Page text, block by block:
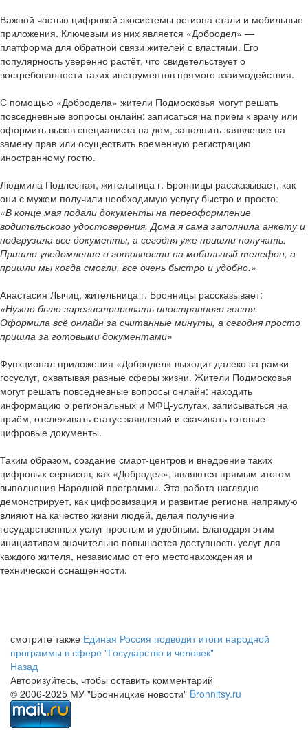
Важной частью цифровой экосистемы региона стали и мобильные
приложения. Ключевым из них является «Добродел» —
платформа для обратной связи жителей с властями. Его
популярность уверенно растёт, что свидетельствует о
востребованности таких инструментов прямого взаимодействия.
С помощью «Добродела» жители Подмосковья могут решать
повседневные вопросы онлайн: записаться на прием к врачу или
оформить вызов специалиста на дом, заполнить заявление на
замену прав или осуществить временную регистрацию
иностранному гостю.
Людмила Подлесная, жительница г. Бронницы рассказывает, как
они с мужем получили необходимую услугу быстро и просто:
«В конце мая подали документы на переоформление
водительского удостоверения. Дома я сама заполнила анкету и
подгрузила все документы, а сегодня уже пришли получать.
Пришло уведомление о готовности на мобильный телефон, а
пришли мы когда смогли, все очень быстро и удобно.»
Анастасия Лычиц, жительница г. Бронницы рассказывает:
«Нужно было зарегистрировать иностранного гостя.
Оформила всё онлайн за считанные минуты, а сегодня просто
пришла за готовыми документами»
Функционал приложения «Добродел» выходит далеко за рамки
госуслуг, охватывая разные сферы жизни. Жители Подмосковья
могут решать повседневные вопросы онлайн: находить
информацию о региональных и МФЦ-услугах, записываться на
приём, отслеживать статус заявлений и скачивать готовые
цифровые документы.
Таким образом, создание смарт-центров и внедрение таких
цифровых сервисов, как «Добродел», являются прямым итогом
выполнения Народной программы. Эта работа наглядно
демонстрирует, как цифровизация и развитие региона напрямую
влияют на качество жизни людей, делая получение
государственных услуг простым и удобным. Благодаря этим
инициативам значительно повышается доступность услуг для
каждого жителя, независимо от его местонахождения и
технической оснащенности.
смотрите также Единая Россия подводит итоги народной
программы в сфере "Государство и человек"
Назад
Авторизуйтесь, чтобы оставить комментарий
© 2006-2025 МУ "Бронницкие новости" Bronnitsy.ru